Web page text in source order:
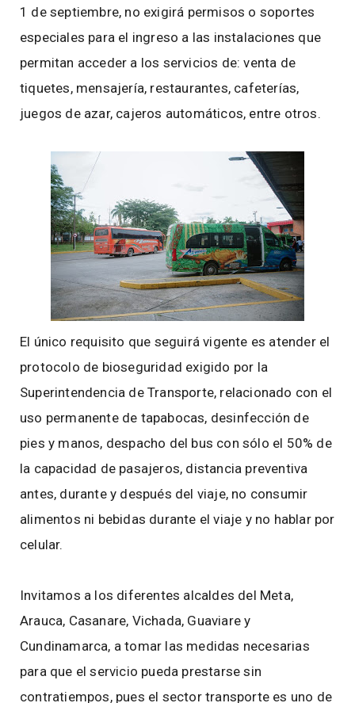
1 de septiembre, no exigirá permisos o soportes
especiales para el ingreso a las instalaciones que
permitan acceder a los servicios de: venta de
tiquetes, mensajería, restaurantes, cafeterías,
juegos de azar, cajeros automáticos, entre otros.
El único requisito que seguirá vigente es atender el
protocolo de bioseguridad exigido por la
Superintendencia de Transporte, relacionado con el
uso permanente de tapabocas, desinfección de
pies y manos, despacho del bus con sólo el 50% de
la capacidad de pasajeros, distancia preventiva
antes, durante y después del viaje, no consumir
alimentos ni bebidas durante el viaje y no hablar por
celular.
Invitamos a los diferentes alcaldes del Meta,
Arauca, Casanare, Vichada, Guaviare y
Cundinamarca, a tomar las medidas necesarias
para que el servicio pueda prestarse sin
contratiempos, pues el sector transporte es uno de